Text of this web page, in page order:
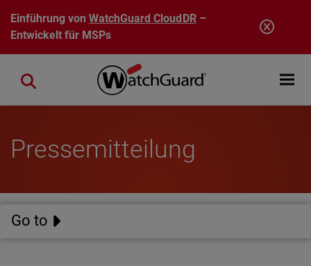
Direkt zum Inhalt
Einführung vonWatchGuard CloudDR–
Entwickelt für MSPs
Open
Close search
Pressemitteilung
Go to